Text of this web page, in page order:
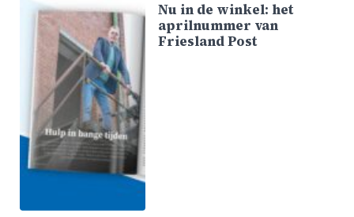
Nu in de winkel: het
aprilnummer van
Friesland Post